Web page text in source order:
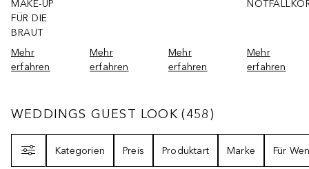
MAKE-UP
FÜR DIE
BRAUT
Mehr
erfahren
Mehr
erfahren
Mehr
erfahren
Mehr
erfahren
WEDDINGS GUEST LOOK458
WEDDINGS GUEST LOOK (458)
Kategorien
Preis Produktart Marke Für